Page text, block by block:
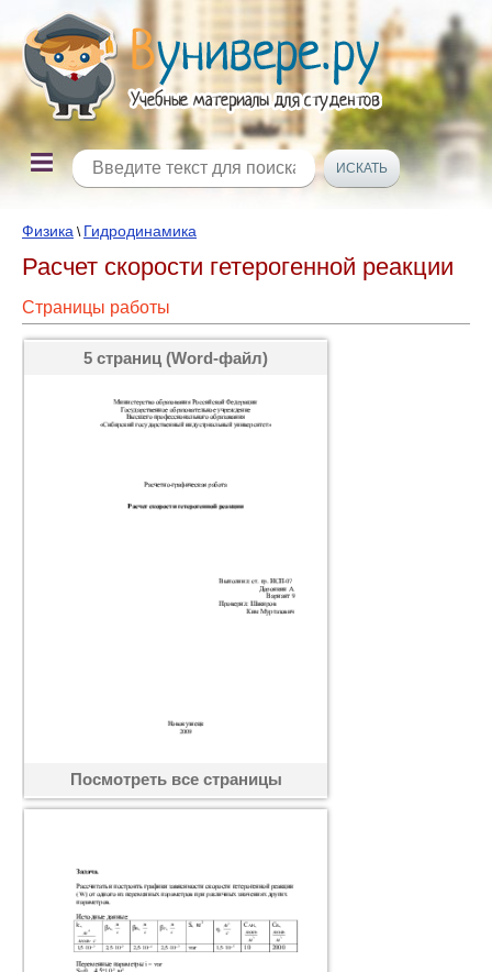
Физика \ Гидродинамика
Расчет скорости гетерогенной реакции
Страницы работы
5 страниц (Word-файл)
Посмотреть все страницы